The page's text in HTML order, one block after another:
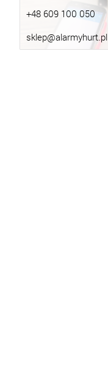
+48 609 100 050
sklep@alarmyhurt.pl